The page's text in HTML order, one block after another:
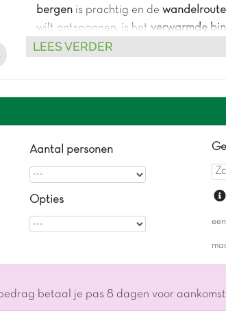
bergen is prachtig en de
wilt ontspannen, is hetverwarmde
een echtauthentiek plekje
LEES VERDER
Aantal personen
Opties
betaal je pas 8 dagen voor